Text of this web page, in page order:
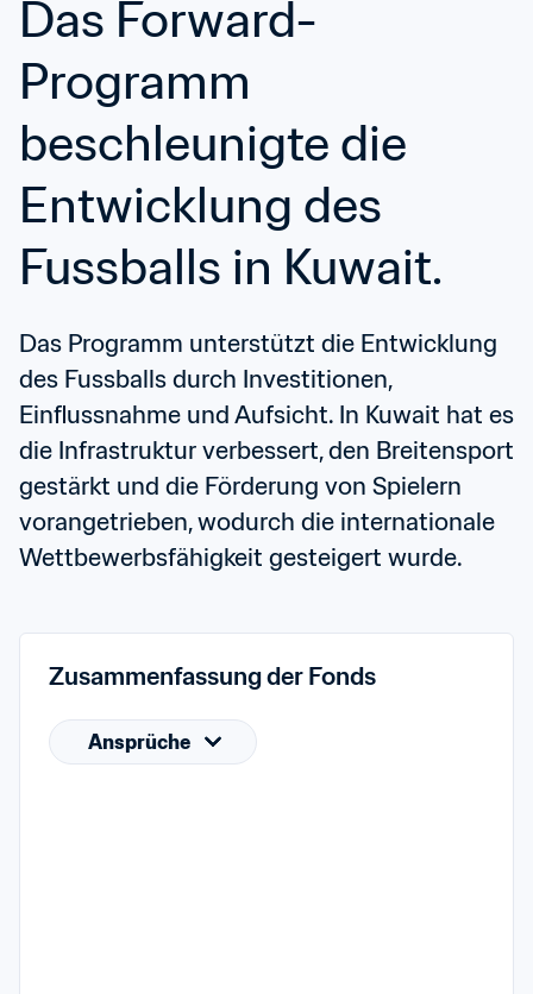
Das Forward-
Programm
beschleunigte die
Entwicklung des
Fussballs in Kuwait.
Das Programm unterstützt die Entwicklung
des Fussballs durch Investitionen,
Einflussnahme und Aufsicht. In Kuwait hat es
die Infrastruktur verbessert, den Breitensport
gestärkt und die Förderung von Spielern
vorangetrieben, wodurch die internationale
Wettbewerbsfähigkeit gesteigert wurde.
Zusammenfassung der Fonds
Ansprüche